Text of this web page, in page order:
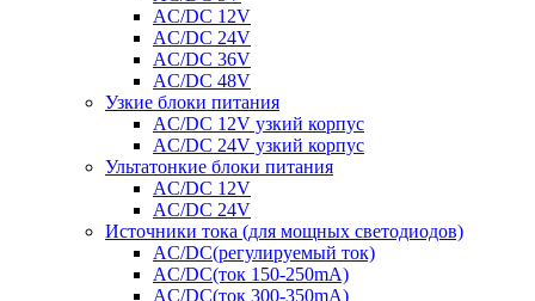
AC/DC 12V
AC/DC 24V
AC/DC 36V
AC/DC 48V
Узкие блоки питания
AC/DC 12V узкий корпус
AC/DC 24V узкий корпус
Ультатонкие блоки питания
AC/DC 12V
AC/DC 24V
Источники тока (для мощных светодиодов)
AC/DC(регулируемый ток)
AC/DC(ток 150-250mA)
AC/DC(ток 300-350mA)